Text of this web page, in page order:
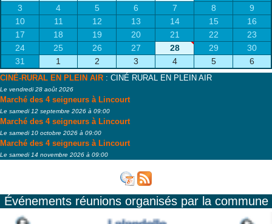
3
4 5 6 7 8
9
10
11 12 13 14 15
16
17
18 19 20 21 22
23
24
25 26 27 28 29
30
31
1 2 3 4 5 6
CINÉ-RURAL EN PLEIN AIR : CINÉ RURAL EN PLEIN AIR
Le vendredi 28 août 2026
Marché des 4 seigneurs à Lincourt
Le samedi 12 septembre 2026 à 09:00
Marché des 4 seigneurs à Lincourt
Le samedi 10 octobre 2026 à 09:00
Marché des 4 seigneurs à Lincourt
Le samedi 14 novembre 2026 à 09:00
Événements réunions organisés par la commune